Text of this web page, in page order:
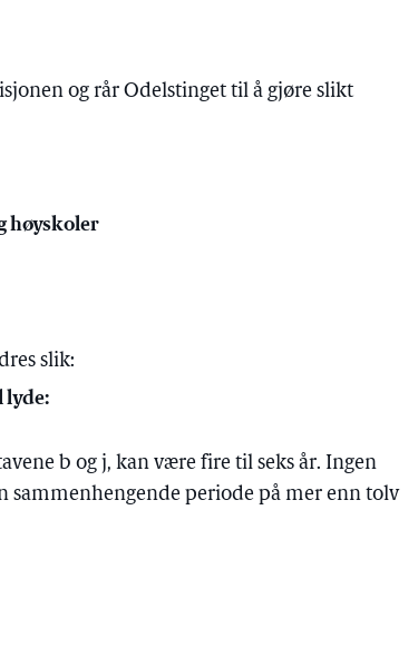
og rår Odelstinget til å gjøre slikt
høyskoler
slik:
lyde:
b og j, kan være fire til seks år. Ingen
sammenhengende periode på mer enn tolv